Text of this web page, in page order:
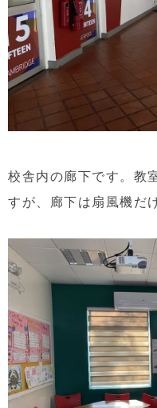
校舎内の廊下です。教
すが、廊下は扇風機だ